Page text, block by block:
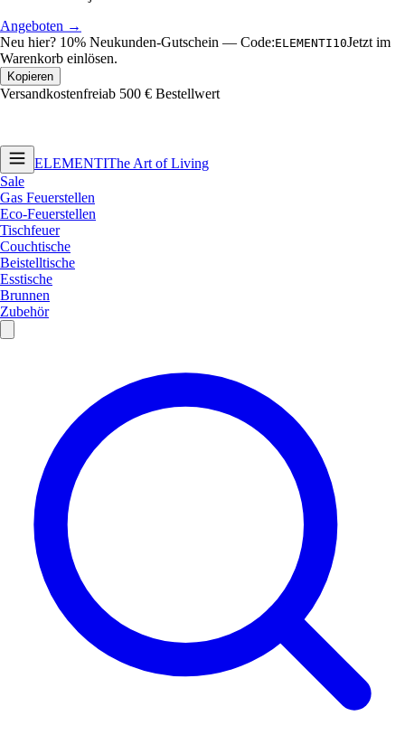
Kopieren
Versandkostenfreiab 500 € Bestellwert
ELEMENTIThe Art of Living
Sale
Gas Feuerstellen
Eco-Feuerstellen
Tischfeuer
Couchtische
Beistelltische
Esstische
Brunnen
Zubehör